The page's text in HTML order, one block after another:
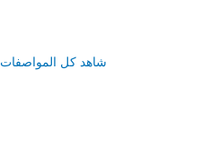
شاهد كل المواصفات